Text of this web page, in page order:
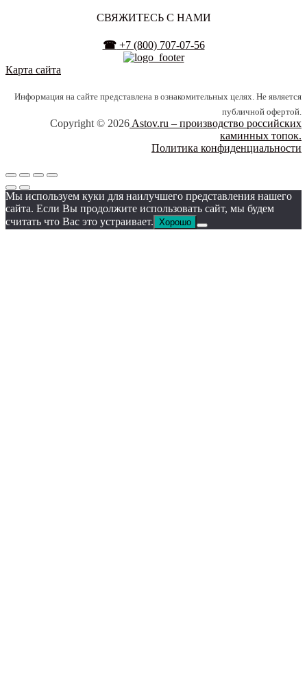
СВЯЖИТЕСЬ С НАМИ
☎+7 (800) 707-07-56
Карта сайта
Информация на сайте представлена в ознакомительных целях. Не является
публичной офертой.
Copyright © 2026 Astov.ru – производство российских
каминных топок.
Политика конфиденциальности
Мы используем куки для наилучшего представления нашего
сайта. Если Вы продолжите использовать сайт, мы будем
считать что Вас это устраивает. Хорошо